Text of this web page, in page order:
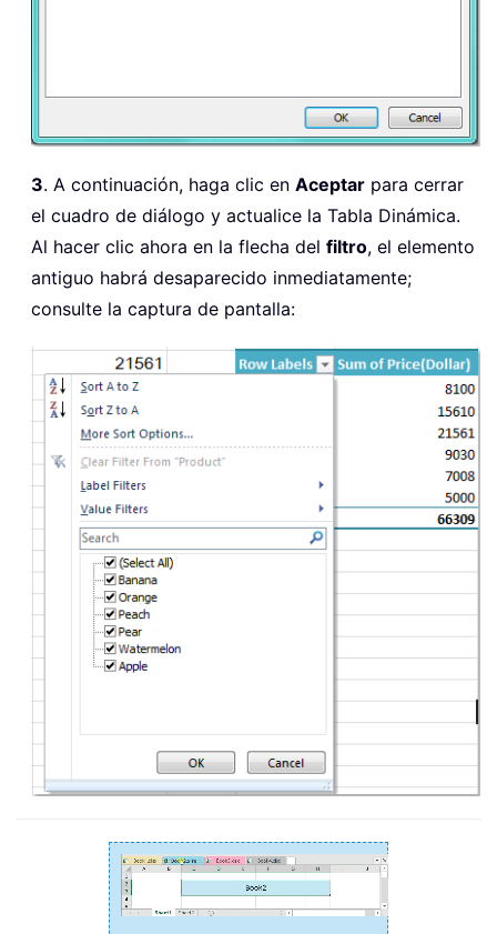
3. A continuación, haga clic en Aceptar para cerrar
el cuadro de diálogo y actualice la Tabla Dinámica.
Al hacer clic ahora en la flecha del filtro, el elemento
antiguo habrá desaparecido inmediatamente;
consulte la captura de pantalla: